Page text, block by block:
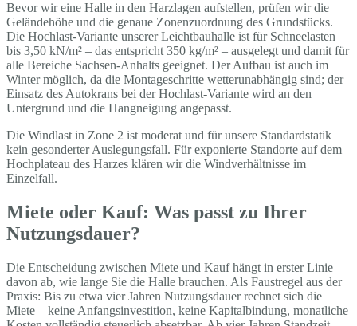
Bevor wir eine Halle in den Harzlagen aufstellen, prüfen wir die
Geländehöhe und die genaue Zonenzuordnung des Grundstücks.
Die Hochlast-Variante unserer Leichtbauhalle ist für Schneelasten
bis 3,50 kN/m² – das entspricht 350 kg/m² – ausgelegt und damit für
alle Bereiche Sachsen-Anhalts geeignet. Der Aufbau ist auch im
Winter möglich, da die Montageschritte wetterunabhängig sind; der
Einsatz des Autokrans bei der Hochlast-Variante wird an den
Untergrund und die Hangneigung angepasst.
Die Windlast in Zone 2 ist moderat und für unsere Standardstatik
kein gesonderter Auslegungsfall. Für exponierte Standorte auf dem
Hochplateau des Harzes klären wir die Windverhältnisse im
Einzelfall.
Miete oder Kauf: Was passt zu Ihrer
Nutzungsdauer?
Die Entscheidung zwischen Miete und Kauf hängt in erster Linie
davon ab, wie lange Sie die Halle brauchen. Als Faustregel aus der
Praxis: Bis zu etwa vier Jahren Nutzungsdauer rechnet sich die
Miete – keine Anfangsinvestition, keine Kapitalbindung, monatliche